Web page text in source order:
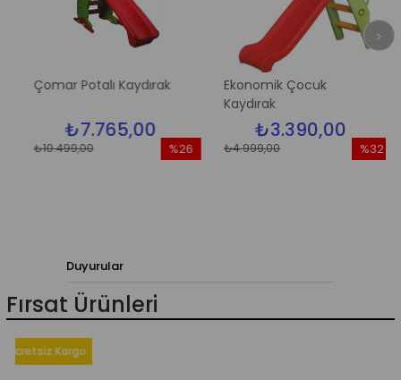
Çomar Potalı Kaydırak
₺7.765,00
₺10.499,00
%26
Ekonomik Çocuk
Kaydırak
₺3.390,00
₺4.999,00
%32
Duyurular
Fırsat Ürünleri
Kargo